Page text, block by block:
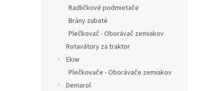
Radličkové podmietače
Brány zubaté
Plečkovač - Oborávač zemiakov
Rotavátory za traktor
Ekiw
Plečkovače - Oborávače zemiakov
Demarol